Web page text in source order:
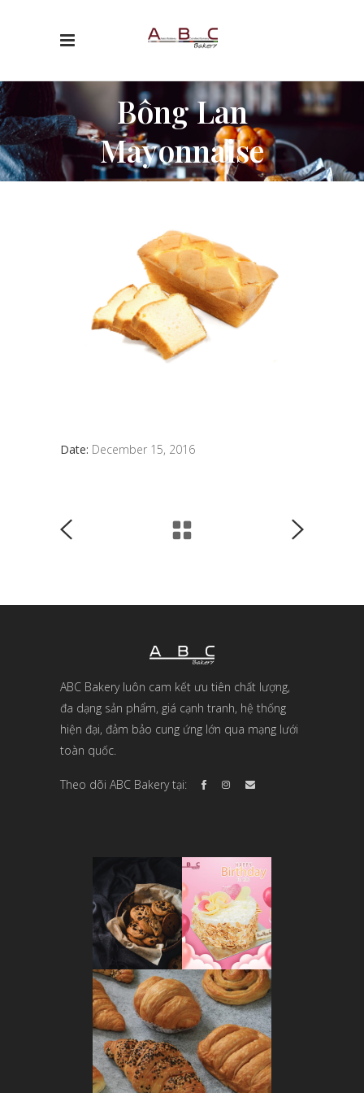
Bông Lan
Mayonnaise
Date: December 15, 2016
ABC Bakery luôn cam kết ưu tiên chất lượng,
đa dạng sản phẩm, giá cạnh tranh, hệ thống
hiện đại, đảm bảo cung ứng lớn qua mạng lưới
toàn quốc.
Theo dõi ABC Bakery tại: